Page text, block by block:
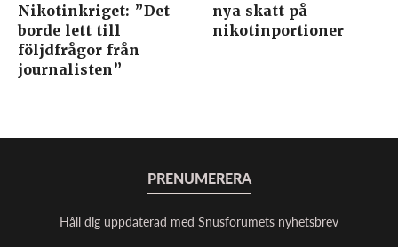
Nikotinkriget: ”Det
borde lett till
följdfrågor från
journalisten”
nya skatt på
nikotinportioner
PRENUMERERA
Håll dig uppdaterad med Snusforumets nyhetsbrev